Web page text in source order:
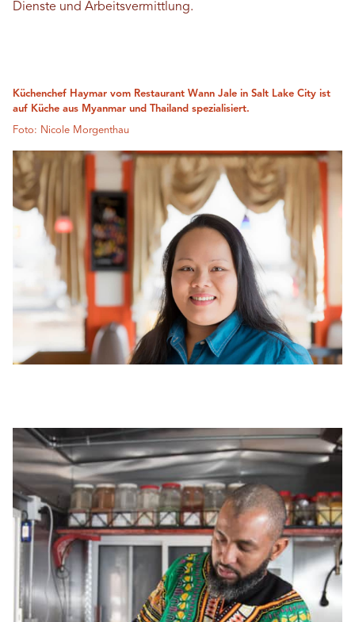
Dienste und Arbeitsvermittlung.
Küchenchef Haymar vom Restaurant Wann Jale in Salt Lake City ist
auf Küche aus Myanmar und Thailand spezialisiert.
Foto: Nicole Morgenthau